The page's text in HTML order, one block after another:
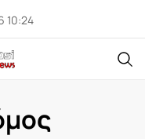
10:24